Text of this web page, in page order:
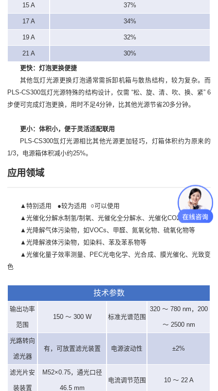
15 A 37%
17 A 34%
19 A 32%
21 A
30%
更快：灯泡更换便捷
其他氙灯光源更换灯泡通常需拆卸机箱与散热结构，较为复杂。而
PLS-CS300氙灯光源特殊的结构设计，仅需 “松、旋、清、吹、换、紧” 6
步便可完成灯泡更换，用时不足4分钟，比其他光源节省20多分钟。
更小：体积小，便于灵活适配联用
PLS-CS300氙灯光源相比其他光源更加轻巧，灯箱体积约为原来的
1/3，电源箱体积减小约25%。
应用领域
▲特别适用 ●较为适用 ○可以使用
▲光催化分解水制氢/制氧、光催化全分解水、光催化CO2还原
▲光降解气体污染物，如VOCs、甲醛、氮氧化物、硫氧化物等
▲光降解液体污染物，如染料、苯及苯系物等
▲光催化量子效率测量、PEC光电化学、光合成、膜光催化、光致变
色
技术参数
输出功率
范围
150 ～ 300 W 标准光谱范围
320 ～ 780 nm，200
～ 2500 nm
光路转向
滤光器
有，可放置滤光装置 电源波动性 ±2%
滤光片安
装装置
M52×0.75，通光口径
46.5 mm
电流调节范围 10 ～ 22 A